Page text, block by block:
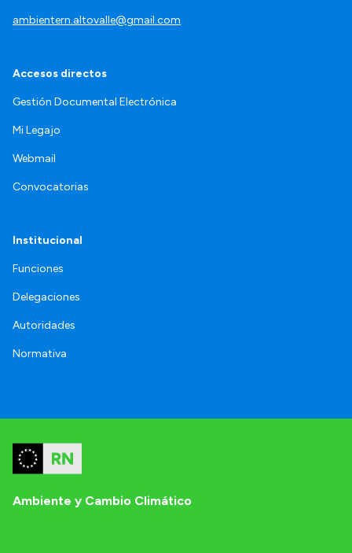
ambientern.altovalle@gmail.com
Accesos directos
Gestión Documental Electrónica
Mi Legajo
Webmail
Convocatorias
Institucional
Funciones
Delegaciones
Autoridades
Normativa
Ambiente y Cambio Climático